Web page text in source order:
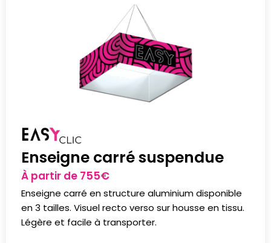
Enseigne carré suspendue
À partir de 755€
Enseigne carré en structure aluminium disponible
en 3 tailles. Visuel recto verso sur housse en tissu.
Légère et facile à transporter.